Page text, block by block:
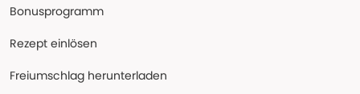
Bonusprogramm
Rezept einlösen
Freiumschlag herunterladen